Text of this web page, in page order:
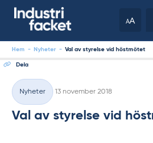
AA
Hem - Nyheter - Val av styrelse vid höstmötet
Dela
Kategorier
Nyheter
13 november 2018
Val av styrelse vid